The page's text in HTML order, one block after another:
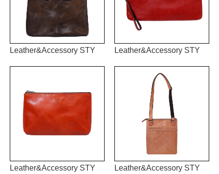
Leather&Accessory STY Leather&Accessory STY
Leather&Accessory STY Leather&Accessory STY